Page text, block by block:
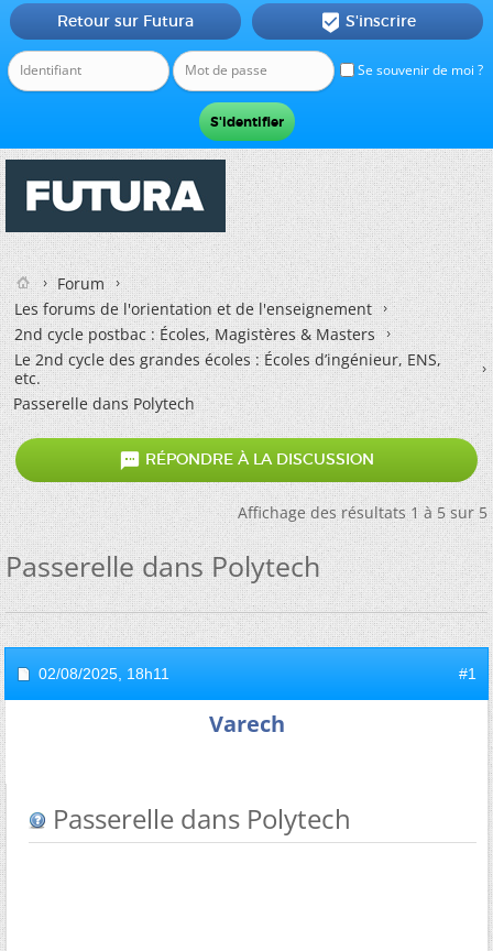
Se souvenir de moi ?
Retour sur Futura  S'inscrire
Forum
Les forums de l'orientation et de l'enseignement
2nd cycle postbac : Écoles, Magistères & Masters
Le 2nd cycle des grandes écoles : Écoles d’ingénieur, ENS,
etc.
Passerelle dans Polytech
 RÉPONDRE À LA DISCUSSION
Affichage des résultats 1 à 5 sur 5
Passerelle dans Polytech
02/08/2025, 18h11 #1
Varech
Passerelle dans Polytech